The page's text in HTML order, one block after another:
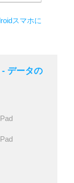
スマホに
データの